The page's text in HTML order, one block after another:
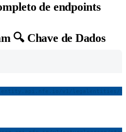
de endpoints
🔍 Chave de Dados